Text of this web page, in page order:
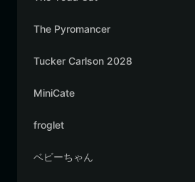
The Pyromancer
Tucker Carlson 2028
MiniCate
froglet
ベビーちゃん